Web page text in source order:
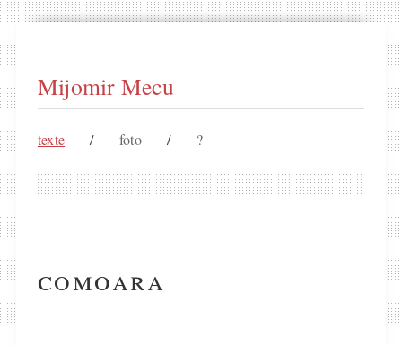
Mijomir Mecu
texte / foto / ?
comoara